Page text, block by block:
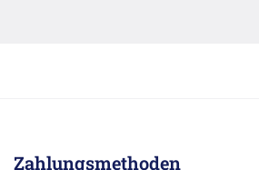
Zahlungsmethoden